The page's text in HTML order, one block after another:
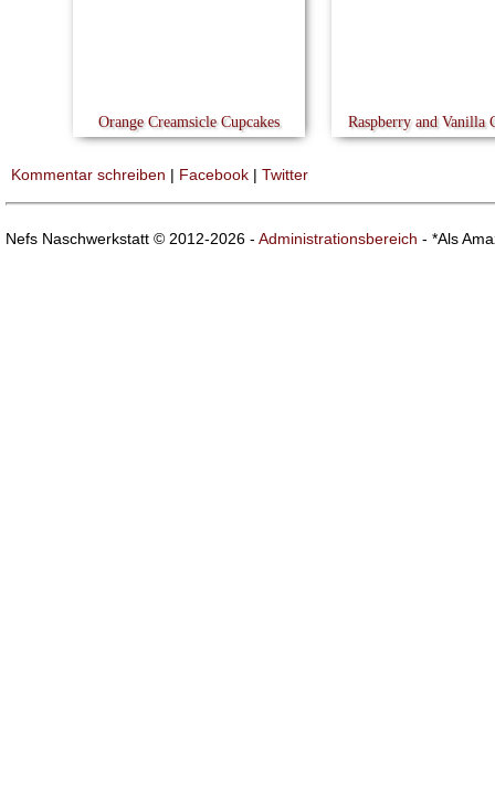
Orange Creamsicle Cupcakes Raspberry and Vanilla
Kommentar schreiben | Facebook | Twitter
Nefs Naschwerkstatt © 2012-2026 - Administrationsbereich - *Als